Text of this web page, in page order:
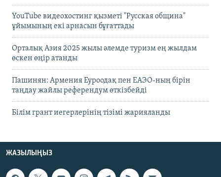
YouTube видеохостинг қызметі "Русская община"
ұйымының екі арнасын бұғаттады
Орталық Азия 2025 жылы әлемде туризм ең жылдам
өскен өңір атанды
Пашинян: Армения Еуроодақ пен ЕАЭО-ның бірін
таңдау жайлы референдум өткізбейді
Білім грант иегерлерінің тізімі жарияланды
ЖАЗЫЛЫҢЫЗ